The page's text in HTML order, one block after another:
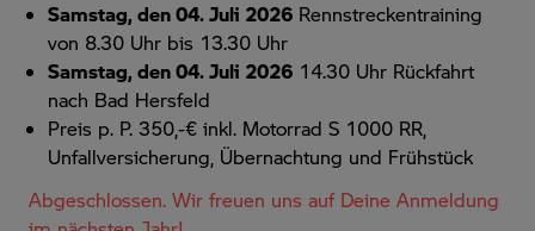
Samstag, den 04. Juli 2026 Rennstreckentraining
von 8.30 Uhr bis 13.30 Uhr
Samstag, den 04. Juli 2026 14.30 Uhr Rückfahrt
nach Bad Hersfeld
Preis p. P. 350,-€ inkl. Motorrad S 1000 RR,
Unfallversicherung, Übernachtung und Frühstück
Abgeschlossen. Wir freuen uns auf Deine Anmeldung